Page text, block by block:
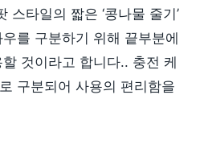
스타일의 짧은 ‘콩나물 줄기’
를 구분하기 위해 끝부분에
것이라고 합니다.. 충전 케
구분되어 사용의 편리함을